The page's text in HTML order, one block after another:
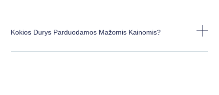
Kokios Durys Parduodamos Mažomis Kainomis?